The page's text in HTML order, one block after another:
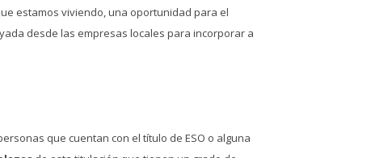
estamos viviendo, una oportunidad para el
desde las empresas locales para incorporar a
que cuentan con el título de ESO o alguna